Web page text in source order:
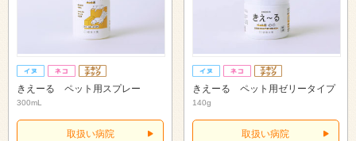
きえーる ペット用スプレー
300mL
取扱い病院
きえーる ペット用ゼリータイプ
140g
取扱い病院